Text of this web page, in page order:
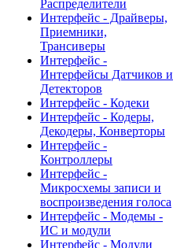
Распределители
Интерфейс - Драйверы,
Приемники,
Трансиверы
Интерфейс -
Интерфейсы Датчиков и
Детекторов
Интерфейс - Кодеки
Интерфейс - Кодеры,
Декодеры, Конверторы
Интерфейс -
Контроллеры
Интерфейс -
Микросхемы записи и
воспроизведения голоса
Интерфейс - Модемы -
ИС и модули
Интерфейс - Модули